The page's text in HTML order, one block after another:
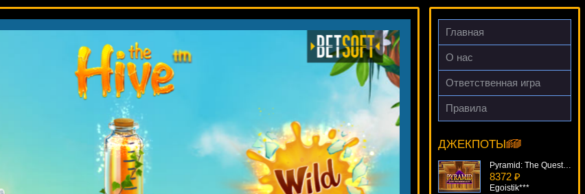
Главная
О нас
Ответственная игра
Правила
ДЖЕКПОТЫ
Vacation Station
verkhovod***
Pyramid: The Quest For Immortality
8372 ₽
Egoistik***